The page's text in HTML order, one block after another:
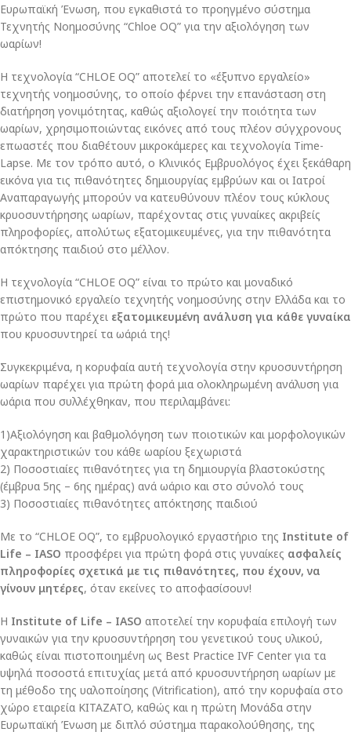
Ευρωπαϊκή Ένωση, που εγκαθιστά το προηγμένο σύστημα
Τεχνητής Νοημοσύνης “Chloe OQ” για την αξιολόγηση των
ωαρίων!
Η τεχνολογία “CHLOE OQ” αποτελεί το «έξυπνο εργαλείο»
τεχνητής νοημοσύνης, το οποίο φέρνει την επανάσταση στη
διατήρηση γονιμότητας, καθώς αξιολογεί την ποιότητα των
ωαρίων, χρησιμοποιώντας εικόνες από τους πλέον σύγχρονους
επωαστές που διαθέτουν μικροκάμερες και τεχνολογία Time-
Lapse. Με τον τρόπο αυτό, ο Κλινικός Εμβρυολόγος έχει ξεκάθαρη
εικόνα για τις πιθανότητες δημιουργίας εμβρύων και οι Ιατροί
Αναπαραγωγής μπορούν να κατευθύνουν πλέον τους κύκλους
κρυοσυντήρησης ωαρίων, παρέχοντας στις γυναίκες ακριβείς
πληροφορίες, απολύτως εξατομικευμένες, για την πιθανότητα
απόκτησης παιδιού στο μέλλον.
Η τεχνολογία “CHLOE OQ” είναι το πρώτο και μοναδικό
επιστημονικό εργαλείο τεχνητής νοημοσύνης στην Ελλάδα και το
πρώτο που παρέχει εξατομικευμένη ανάλυση για κάθε γυναίκα
που κρυοσυντηρεί τα ωάριά της!
Συγκεκριμένα, η κορυφαία αυτή τεχνολογία στην κρυοσυντήρηση
ωαρίων παρέχει για πρώτη φορά μια ολοκληρωμένη ανάλυση για
ωάρια που συλλέχθηκαν, που περιλαμβάνει:
1)Αξιολόγηση και βαθμολόγηση των ποιοτικών και μορφολογικών
χαρακτηριστικών του κάθε ωαρίου ξεχωριστά
2) Ποσοστιαίες πιθανότητες για τη δημιουργία βλαστοκύστης
(έμβρυα 5ης – 6ης ημέρας) ανά ωάριο και στο σύνολό τους
3) Ποσοστιαίες πιθανότητες απόκτησης παιδιού
Με το “CHLOE OQ”, το εμβρυολογικό εργαστήριο της Institute of
Life – IASO προσφέρει για πρώτη φορά στις γυναίκες ασφαλείς
πληροφορίες σχετικά με τις πιθανότητες, που έχουν, να
γίνουν μητέρες, όταν εκείνες το αποφασίσουν!
Η Institute of Life – IASO αποτελεί την κορυφαία επιλογή των
γυναικών για την κρυοσυντήρηση του γενετικού τους υλικού,
καθώς είναι πιστοποιημένη ως Best Practice IVF Center για τα
υψηλά ποσοστά επιτυχίας μετά από κρυοσυντήρηση ωαρίων με
τη μέθοδο της υαλοποίησης (Vitrification), από την κορυφαία στο
χώρο εταιρεία KIΤΑZATO, καθώς και η πρώτη Μονάδα στην
Ευρωπαϊκή Ένωση με διπλό σύστημα παρακολούθησης, της